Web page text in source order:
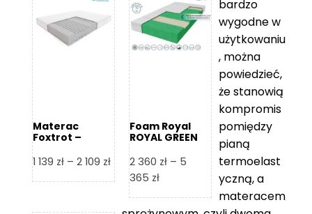
Materac
Foxtrot –
1 139 zł – 2 109 złZakres
cen:
1
Foam Royal
ROYAL GREEN
piankowy
2 360 zł – 5
365 złZakres
od
bardzo
wygodne w
użytkowaniu
, można
powiedzieć,
że stanowią
kompromis
pomiędzy
pianą
termoelast
yczną, a
materacem